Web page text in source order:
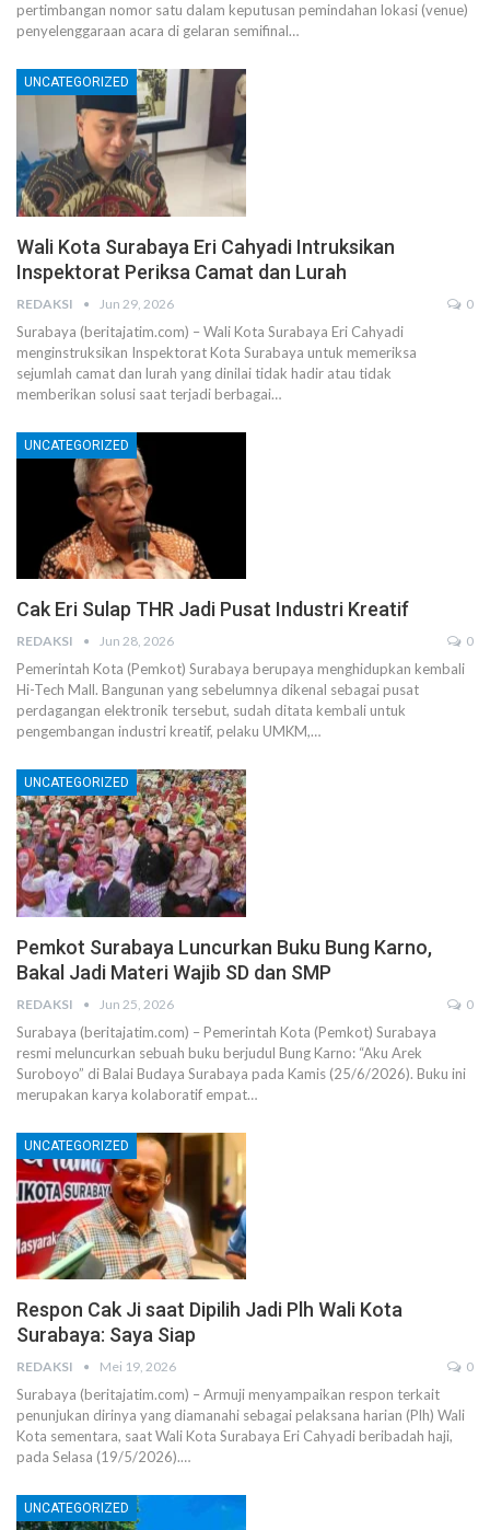
pertimbangan nomor satu dalam keputusan pemindahan lokasi (venue)
penyelenggaraan acara di gelaran semifinal…
UNCATEGORIZED
Wali Kota Surabaya Eri Cahyadi Intruksikan
Inspektorat Periksa Camat dan Lurah
REDAKSI Jun 29, 2026 0
Surabaya (beritajatim.com) – Wali Kota Surabaya Eri Cahyadi
menginstruksikan Inspektorat Kota Surabaya untuk memeriksa
sejumlah camat dan lurah yang dinilai tidak hadir atau tidak
memberikan solusi saat terjadi berbagai…
UNCATEGORIZED
Cak Eri Sulap THR Jadi Pusat Industri Kreatif
REDAKSI Jun 28, 2026 0
Pemerintah Kota (Pemkot) Surabaya berupaya menghidupkan kembali
Hi-Tech Mall. Bangunan yang sebelumnya dikenal sebagai pusat
perdagangan elektronik tersebut, sudah ditata kembali untuk
pengembangan industri kreatif, pelaku UMKM,…
UNCATEGORIZED
Pemkot Surabaya Luncurkan Buku Bung Karno,
Bakal Jadi Materi Wajib SD dan SMP
REDAKSI Jun 25, 2026 0
Surabaya (beritajatim.com) – Pemerintah Kota (Pemkot) Surabaya
resmi meluncurkan sebuah buku berjudul Bung Karno: “Aku Arek
Suroboyo” di Balai Budaya Surabaya pada Kamis (25/6/2026). Buku ini
merupakan karya kolaboratif empat…
UNCATEGORIZED
Respon Cak Ji saat Dipilih Jadi Plh Wali Kota
Surabaya: Saya Siap
REDAKSI Mei 19, 2026 0
Surabaya (beritajatim.com) – Armuji menyampaikan respon terkait
penunjukan dirinya yang diamanahi sebagai pelaksana harian (Plh) Wali
Kota sementara, saat Wali Kota Surabaya Eri Cahyadi beribadah haji,
pada Selasa (19/5/2026).…
UNCATEGORIZED